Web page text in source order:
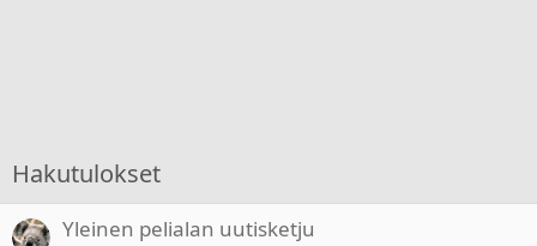
Hakutulokset
Yleinen pelialan uutisketju